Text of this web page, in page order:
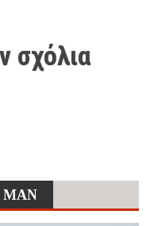
σχόλια